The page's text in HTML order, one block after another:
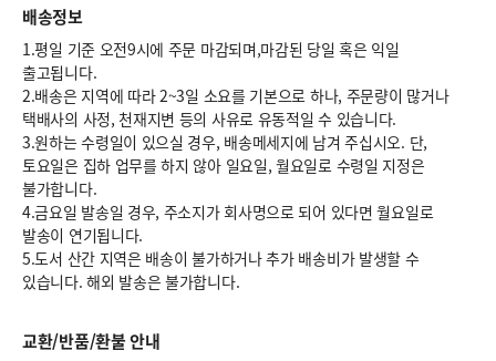
배송정보
1.평일 기준 오전9시에 주문 마감되며,마감된 당일 혹은 익일
출고됩니다.
2.배송은 지역에 따라 2~3일 소요를 기본으로 하나, 주문량이 많거나
택배사의 사정, 천재지변 등의 사유로 유동적일 수 있습니다.
3.원하는 수령일이 있으실 경우, 배송메세지에 남겨 주십시오. 단,
토요일은 집하 업무를 하지 않아 일요일, 월요일로 수령일 지정은
불가합니다.
4.금요일 발송일 경우, 주소지가 회사명으로 되어 있다면 월요일로
발송이 연기됩니다.
5.도서 산간 지역은 배송이 불가하거나 추가 배송비가 발생할 수
있습니다. 해외 발송은 불가합니다.
교환/반품/환불 안내